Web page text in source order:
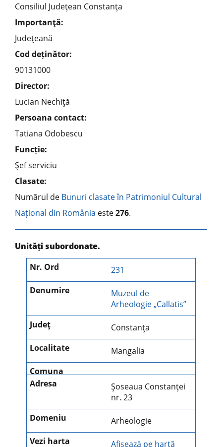
Consiliul Judeţean Constanţa
Importanţă:
Judeţeană
Cod deținător:
90131000
Director:
Lucian Nechiţă
Persoana contact:
Tatiana Odobescu
Funcție:
Şef serviciu
Clasate:
Numărul de Bunuri clasate în Patrimoniul Cultural
Național din România este276.
Unități subordonate.
231
Muzeul de
Arheologie „Callatis”
Constanţa
Mangalia
Şoseaua Constanţei
nr. 23
Arheologie
Afișează pe hartă